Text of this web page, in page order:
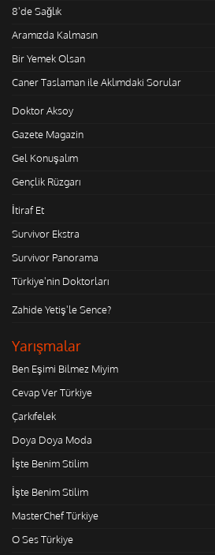
8'de Sağlık
Aramızda Kalmasın
Bir Yemek Olsan
Caner Taslaman ile Aklımdaki Sorular
Doktor Aksoy
Gazete Magazin
Gel Konuşalım
Gençlik Rüzgarı
İtiraf Et
Survivor Ekstra
Survivor Panorama
Türkiye'nin Doktorları
Zahide Yetiş'le Sence?
Yarışmalar
Ben Eşimi Bilmez Miyim
Cevap Ver Türkiye
Çarkıfelek
Doya Doya Moda
İşte Benim Stilim
İşte Benim Stilim
MasterChef Türkiye
O Ses Türkiye